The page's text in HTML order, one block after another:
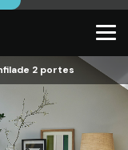
2 portes